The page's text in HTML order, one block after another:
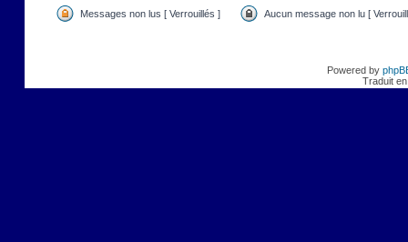
Messages non lus [ Verrouillés ] Aucun message non lu [
Powered by
Traduit